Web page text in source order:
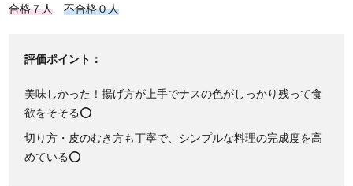
合格７人 不合格０人
評価ポイント：
美味しかった！揚げ方が上手でナスの色がしっかり残って食
欲をそそる⭕
切り方・皮のむき方も丁寧で、シンプルな料理の完成度を高
めている⭕